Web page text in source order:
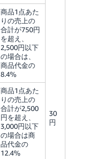
30
円
商品1点あた
りの売上の
合計が750円
を超え、
2,500円以下
の場合は、
商品代金の
8.4%
商品1点あた
りの売上の
合計が2,500
円を超え、
3,000円以下
の場合は商
品代金の
12.4%